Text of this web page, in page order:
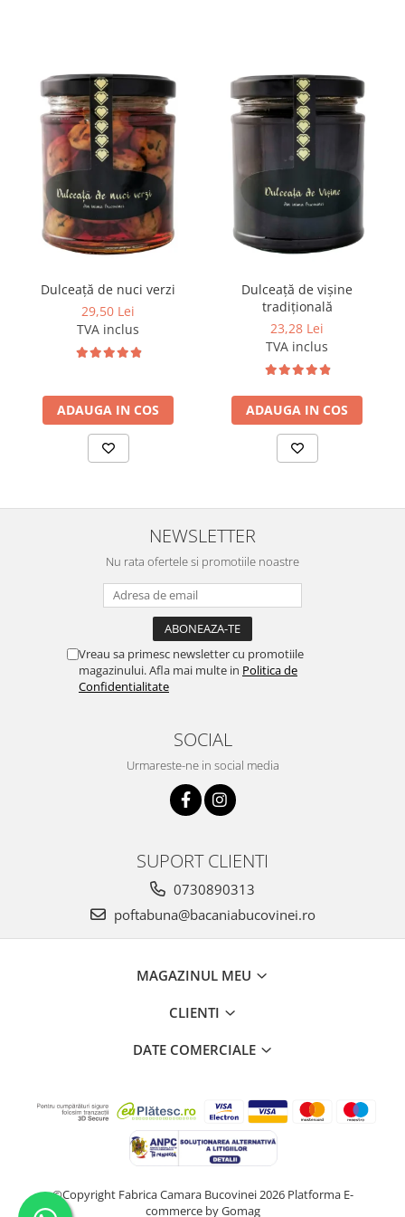
Dulceață de nuci verzi
29,50 Lei
TVA inclus
ADAUGA IN COS
Dulceață de vișine
tradițională
23,28 Lei
TVA inclus
ADAUGA IN COS
NEWSLETTER
Nu rata ofertele si promotiile noastre
Vreau sa primesc newsletter cu promotiile
magazinului. Afla mai multe in Politica de
Confidentialitate
SOCIAL
Urmareste-ne in social media
SUPORT CLIENTI
0730890313
poftabuna@bacaniabucovinei.ro
MAGAZINUL MEU
CLIENTI
DATE COMERCIALE
©Copyright Fabrica Camara Bucovinei 2026 Platforma E-
commerce by Gomag